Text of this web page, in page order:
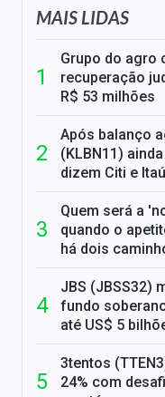
MAIS LIDAS
Grupo do agro
recuperação
R$ 53 milhões
Após balanço
(KLBN11)
dizem Citi e
Quem será a
quando o
há dois
JBS (JBSS32)
fundo
até US$ 5
3tentos
24% com